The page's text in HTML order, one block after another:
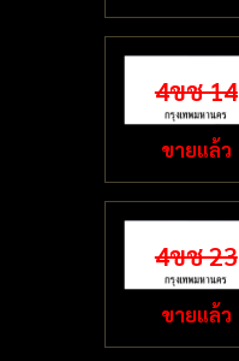
4ขช 14
ขายแล้ว
4ขช 23
ขายแล้ว